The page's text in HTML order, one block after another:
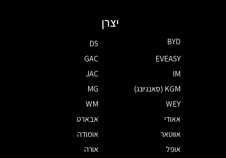
יצרן
BYD
DS
EVEASY
GAC
IM
JAC
KGM (סאנגיונג)
MG
WEY
WM
אאודי
אבארט
אווטאר
אומודה
אופל
אורה